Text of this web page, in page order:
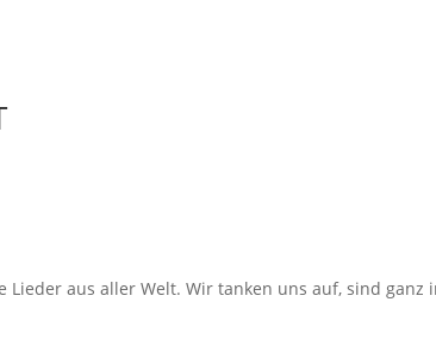
aus aller Welt. Wir tanken uns auf, sind